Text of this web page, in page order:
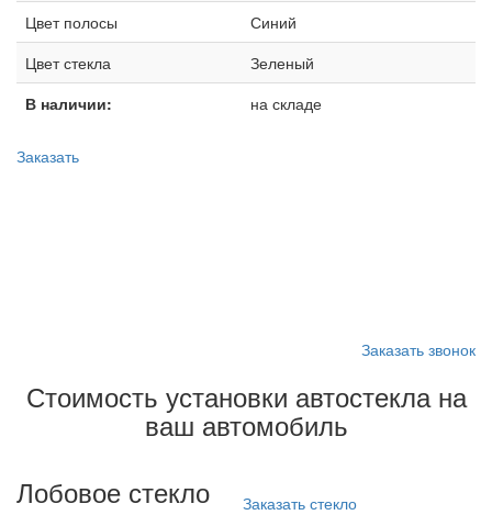
Цвет полосы
Синий
Цвет стекла
Зеленый
В наличии:
на складе
Заказать
Заказать звонок
Стоимость установки автостекла на
ваш автомобиль
Лобовое стекло
Заказать стекло